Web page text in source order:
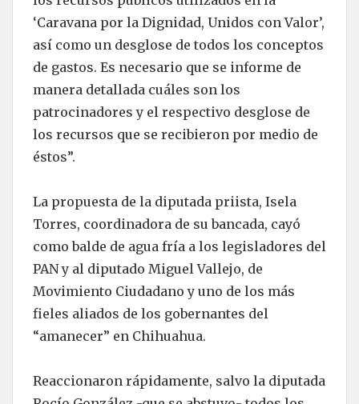
‘Caravana por la Dignidad, Unidos con Valor’,
así como un desglose de todos los conceptos
de gastos. Es necesario que se informe de
manera detallada cuáles son los
patrocinadores y el respectivo desglose de
los recursos que se recibieron por medio de
éstos”.
La propuesta de la diputada priista, Isela
Torres, coordinadora de su bancada, cayó
como balde de agua fría a los legisladores del
PAN y al diputado Miguel Vallejo, de
Movimiento Ciudadano y uno de los más
fieles aliados de los gobernantes del
“amanecer” en Chihuahua.
Reaccionaron rápidamente, salvo la diputada